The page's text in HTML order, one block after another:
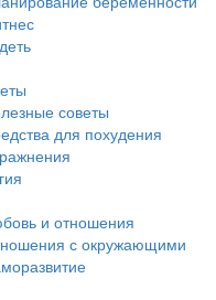
советы
для похудения
и отношения
с окружающими